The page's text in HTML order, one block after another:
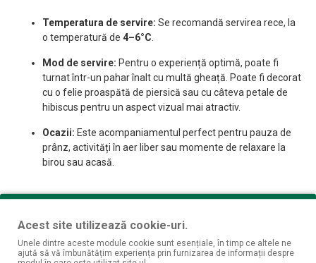
Temperatura de servire: Se recomandă servirea rece, la
o temperatură de 4–6°C.
Mod de servire: Pentru o experiență optimă, poate fi
turnat într-un pahar înalt cu multă gheață. Poate fi decorat
cu o felie proaspătă de piersică sau cu câteva petale de
hibiscus pentru un aspect vizual mai atractiv.
Ocazii: Este acompaniamentul perfect pentru pauza de
prânz, activități în aer liber sau momente de relaxare la
birou sau acasă.
Acest site utilizează cookie-uri.
Unele dintre aceste module cookie sunt esențiale, în timp ce altele ne
ajută să vă îmbunătățim experiența prin furnizarea de informații despre